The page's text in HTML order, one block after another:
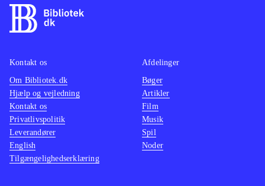
Kontakt os
Om Bibliotek.dk
Hjælp og vejledning
Kontakt os
Privatlivspolitik
Leverandører
English
Tilgængelighedserklæring
Afdelinger
Bøger
Artikler
Film
Musik
Spil
Noder